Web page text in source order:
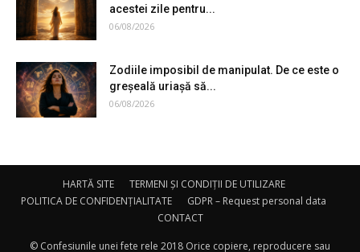
acestei zile pentru...
06/08/2026
Zodiile imposibil de manipulat. De ce este o
greșeală uriașă să...
06/08/2026
HARTĂ SITE
TERMENI ȘI CONDIȚII DE UTILIZARE
POLITICA DE CONFIDENȚIALITATE
GDPR – Request personal data
CONTACT
© Confesiunile unei fete rele 2018 Orice copiere, reproducere sau